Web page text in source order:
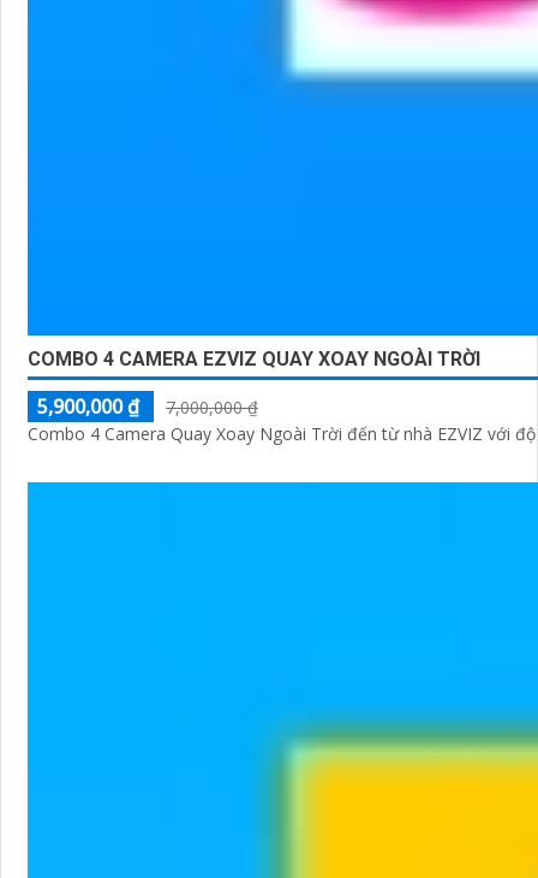
COMBO 4 CAMERA EZVIZ QUAY XOAY NGOÀI TRỜI
5,900,000 ₫
7,000,000 ₫
Combo 4 Camera Quay Xoay Ngoài Trời đến từ nhà EZVIZ với